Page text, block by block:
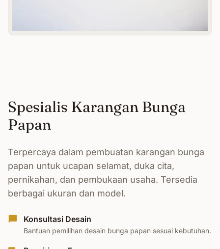
Spesialis Karangan Bunga
Papan
Terpercaya dalam pembuatan karangan bunga
papan untuk ucapan selamat, duka cita,
pernikahan, dan pembukaan usaha. Tersedia
berbagai ukuran dan model.
Konsultasi Desain
Bantuan pemilihan desain bunga papan sesuai kebutuhan.